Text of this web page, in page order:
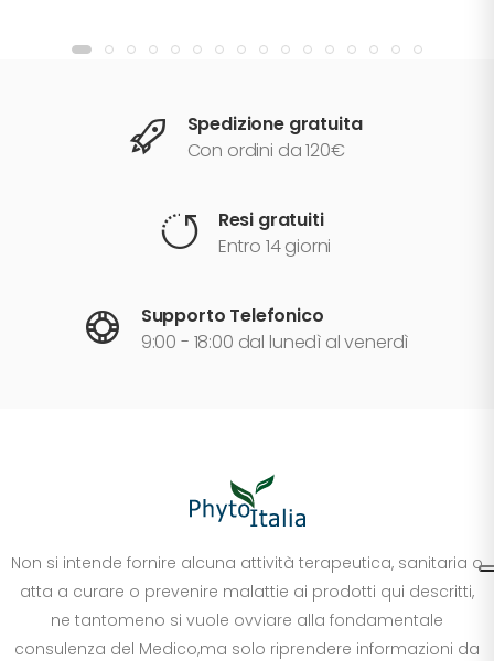
Spedizione gratuita
Con ordini da 120€
Resi gratuiti
Entro 14 giorni
Supporto Telefonico
9:00 - 18:00 dal lunedì al venerdì
Non si intende fornire alcuna attività terapeutica, sanitaria o
atta a curare o prevenire malattie ai prodotti qui descritti,
ne tantomeno si vuole ovviare alla fondamentale
consulenza del Medico,ma solo riprendere informazioni da